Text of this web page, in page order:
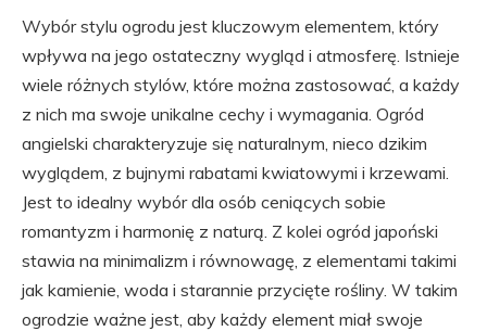
Wybór stylu ogrodu jest kluczowym elementem, który
wpływa na jego ostateczny wygląd i atmosferę. Istnieje
wiele różnych stylów, które można zastosować, a każdy
z nich ma swoje unikalne cechy i wymagania. Ogród
angielski charakteryzuje się naturalnym, nieco dzikim
wyglądem, z bujnymi rabatami kwiatowymi i krzewami.
Jest to idealny wybór dla osób ceniących sobie
romantyzm i harmonię z naturą. Z kolei ogród japoński
stawia na minimalizm i równowagę, z elementami takimi
jak kamienie, woda i starannie przycięte rośliny. W takim
ogrodzie ważne jest, aby każdy element miał swoje